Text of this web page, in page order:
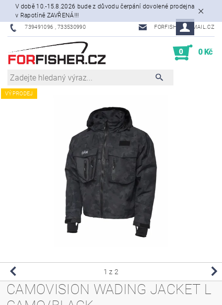
V době 10.-15.8.2026 bude z důvodu čerpání dovolené prodejna
v Rapotíně ZAVŘENÁ!!!
739491096 , 733530990 FORFISHER@EMAIL.CZ
0 0 Kč
VÝPRODEJ
1 z 2
CAMOVISION WADING JACKET L